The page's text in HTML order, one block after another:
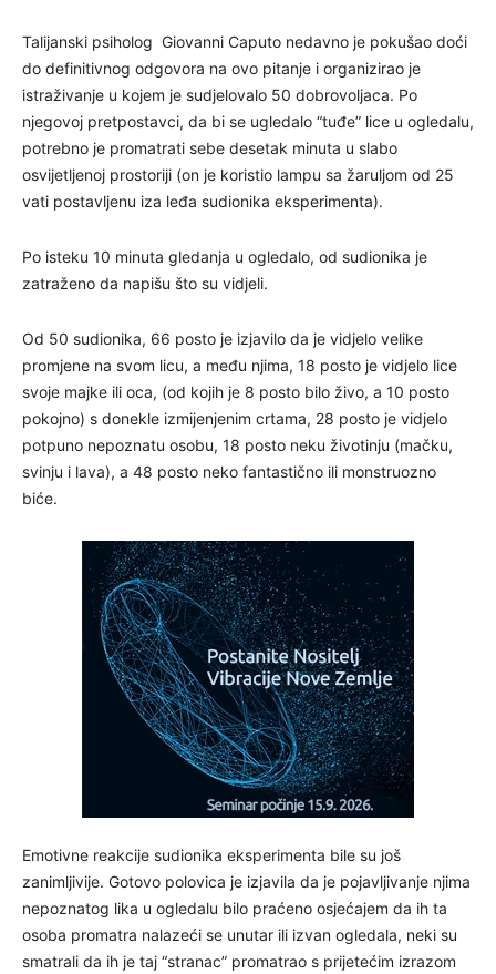
Talijanski psiholog Giovanni Caputo nedavno je pokušao doći
do definitivnog odgovora na ovo pitanje i organizirao je
istraživanje u kojem je sudjelovalo 50 dobrovoljaca. Po
njegovoj pretpostavci, da bi se ugledalo “tuđe” lice u ogledalu,
potrebno je promatrati sebe desetak minuta u slabo
osvijetljenoj prostoriji (on je koristio lampu sa žaruljom od 25
vati postavljenu iza leđa sudionika eksperimenta).
Po isteku 10 minuta gledanja u ogledalo, od sudionika je
zatraženo da napišu što su vidjeli.
Od 50 sudionika, 66 posto je izjavilo da je vidjelo velike
promjene na svom licu, a među njima, 18 posto je vidjelo lice
svoje majke ili oca, (od kojih je 8 posto bilo živo, a 10 posto
pokojno) s donekle izmijenjenim crtama, 28 posto je vidjelo
potpuno nepoznatu osobu, 18 posto neku životinju (mačku,
svinju i lava), a 48 posto neko fantastično ili monstruozno
biće.
Emotivne reakcije sudionika eksperimenta bile su još
zanimljivije. Gotovo polovica je izjavila da je pojavljivanje njima
nepoznatog lika u ogledalu bilo praćeno osjećajem da ih ta
osoba promatra nalazeći se unutar ili izvan ogledala, neki su
smatrali da ih je taj “stranac” promatrao s prijetećim izrazom